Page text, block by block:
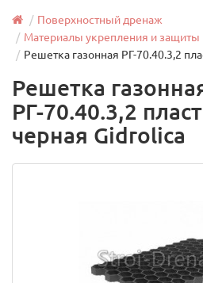
Поверхностный дренаж
Материалы укрепления и защиты
Решетка газонная РГ-70.40.3,2
Решетка
РГ-70.40.3,2
черная Gidrolica